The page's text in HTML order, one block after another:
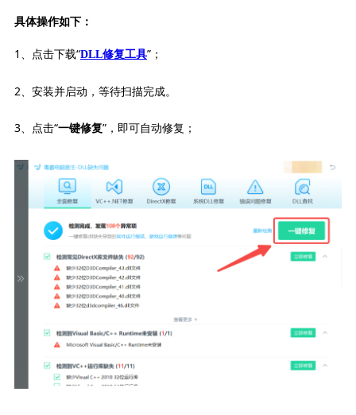
具体操作如下：
1、点击下载“DLL修复工具”；
2、安装并启动，等待扫描完成。
3、点击“一键修复”，即可自动修复；